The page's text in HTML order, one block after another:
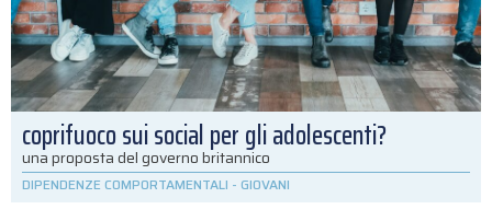
coprifuoco sui social per gli adolescenti?
una proposta del governo britannico
DIPENDENZE COMPORTAMENTALI - GIOVANI